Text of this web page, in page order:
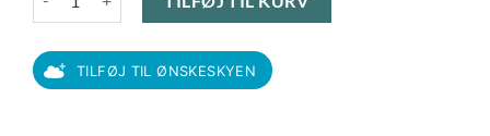
TILFØJ TIL ØNSKESKYEN